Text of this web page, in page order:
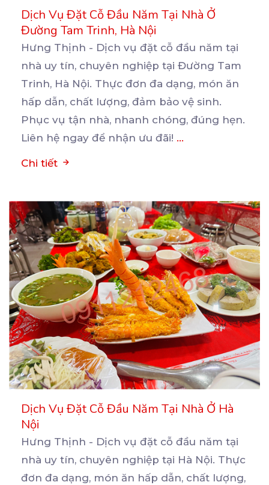
Dịch Vụ Đặt Cỗ Đầu Năm Tại Nhà Ở
Đường Tam Trinh, Hà Nội
Hưng Thịnh - Dịch vụ đặt cỗ đầu năm tại
nhà uy tín, chuyên nghiệp tại Đường Tam
Trinh, Hà Nội. Thực đơn đa dạng, món ăn
hấp dẫn, chất lượng, đảm bảo vệ sinh.
Phục vụ tận nhà, nhanh chóng, đúng hẹn.
Liên hệ ngay để nhận ưu đãi! ...
Chi tiết
Dịch Vụ Đặt Cỗ Đầu Năm Tại Nhà Ở Hà
Nội
Hưng Thịnh - Dịch vụ đặt cỗ đầu năm tại
nhà uy tín, chuyên nghiệp tại Hà Nội. Thực
đơn đa dạng, món ăn hấp dẫn, chất lượng,